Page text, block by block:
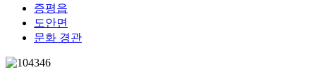
증평읍
도안면
문화 경관